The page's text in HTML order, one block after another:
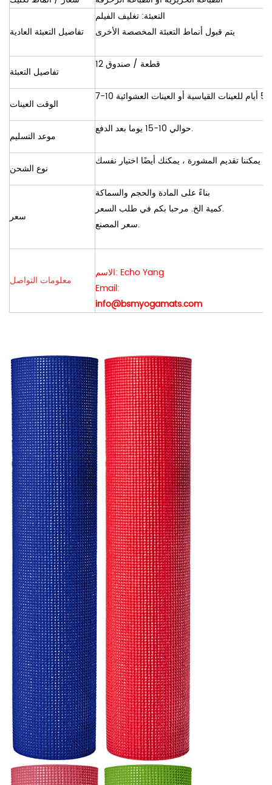
تفاصيل التعبئة العادية
التعبئة: تغليف الفيلم
يتم قبول أنماط التعبئة المخصصة الأخرى
تفاصيل التعبئة
12 قطعة / صندوق
الوقت العينات
موعد التسليم
حوالي 10-15 يوما بعد الدفع.
نوع الشحن
سعر
بناءً على المادة والحجم والسماكة
كمية الخ. مرحبا بكم في طلب السعر.
سعر المصنع.
معلومات التواصل
الاسم: Echo Yang
Email:
info@bsmyogamats.com